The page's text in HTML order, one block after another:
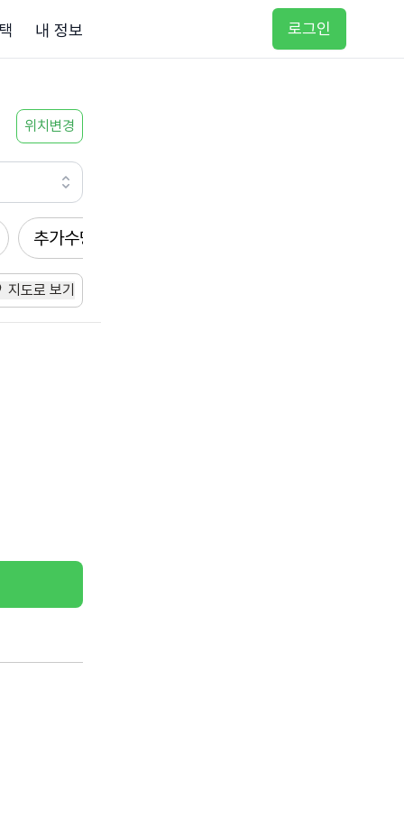
내 정보 로그인
위치변경
추가수당
지도로 보기